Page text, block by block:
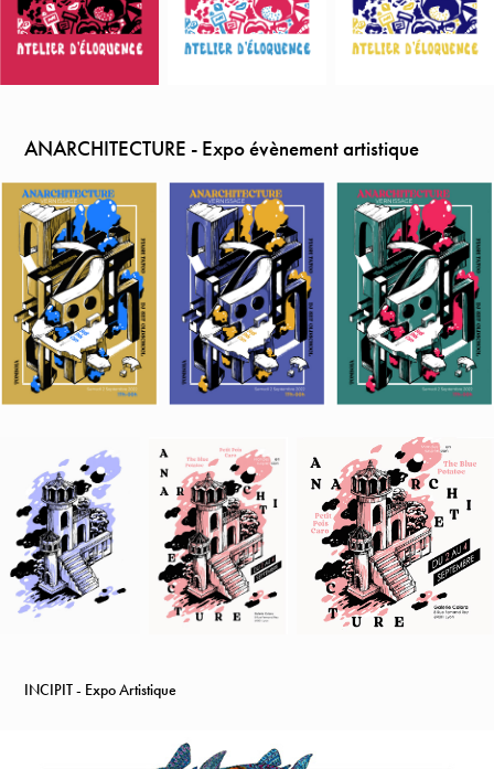
ANARCHITECTURE - Expo évènement artistique
INCIPIT - Expo Artistique